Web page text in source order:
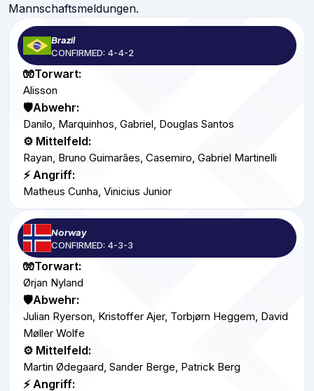
Mannschaftsmeldungen.
Brazil
CONFIRMED: 4-4-2
🧤Torwart:
Alisson
🛡️Abwehr:
Danilo, Marquinhos, Gabriel, Douglas Santos
⚙️ Mittelfeld:
Rayan, Bruno Guimarães, Casemiro, Gabriel Martinelli
⚡ Angriff:
Matheus Cunha, Vinicius Junior
Norway
CONFIRMED: 4-3-3
🧤Torwart:
Ørjan Nyland
🛡️Abwehr:
Julian Ryerson, Kristoffer Ajer, Torbjørn Heggem, David
Møller Wolfe
⚙️ Mittelfeld:
Martin Ødegaard, Sander Berge, Patrick Berg
⚡ Angriff: